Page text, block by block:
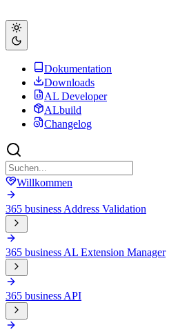
Dokumentation
Downloads
AL Developer
ALbuild
Changelog
Willkommen
365 business Address Validation
365 business AL Extension Manager
365 business API